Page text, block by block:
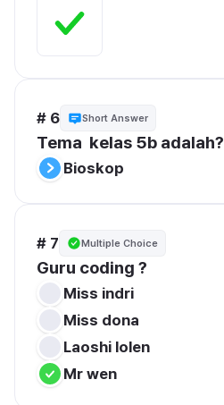
# 6 Short Answer
Tema  kelas 5b adalah?
Bioskop
# 7 Multiple Choice
Guru coding ?
Miss indri
Miss dona
Laoshi lolen
Mr wen